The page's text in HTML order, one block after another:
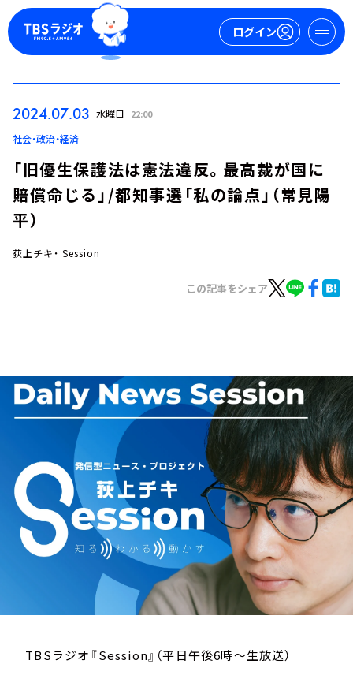
ログイン
イベント・グッズ
YouTube
会社情報
2024.07.03 水曜日 22:00
社会・政治・経済
「旧優生保護法は憲法違反。最高裁が国に
賠償命じる」/都知事選「私の論点」（常見陽
平）
荻上チキ・ Session
この記事をシェア
TBSラジオ『Session』（平日午後6時～生放送）